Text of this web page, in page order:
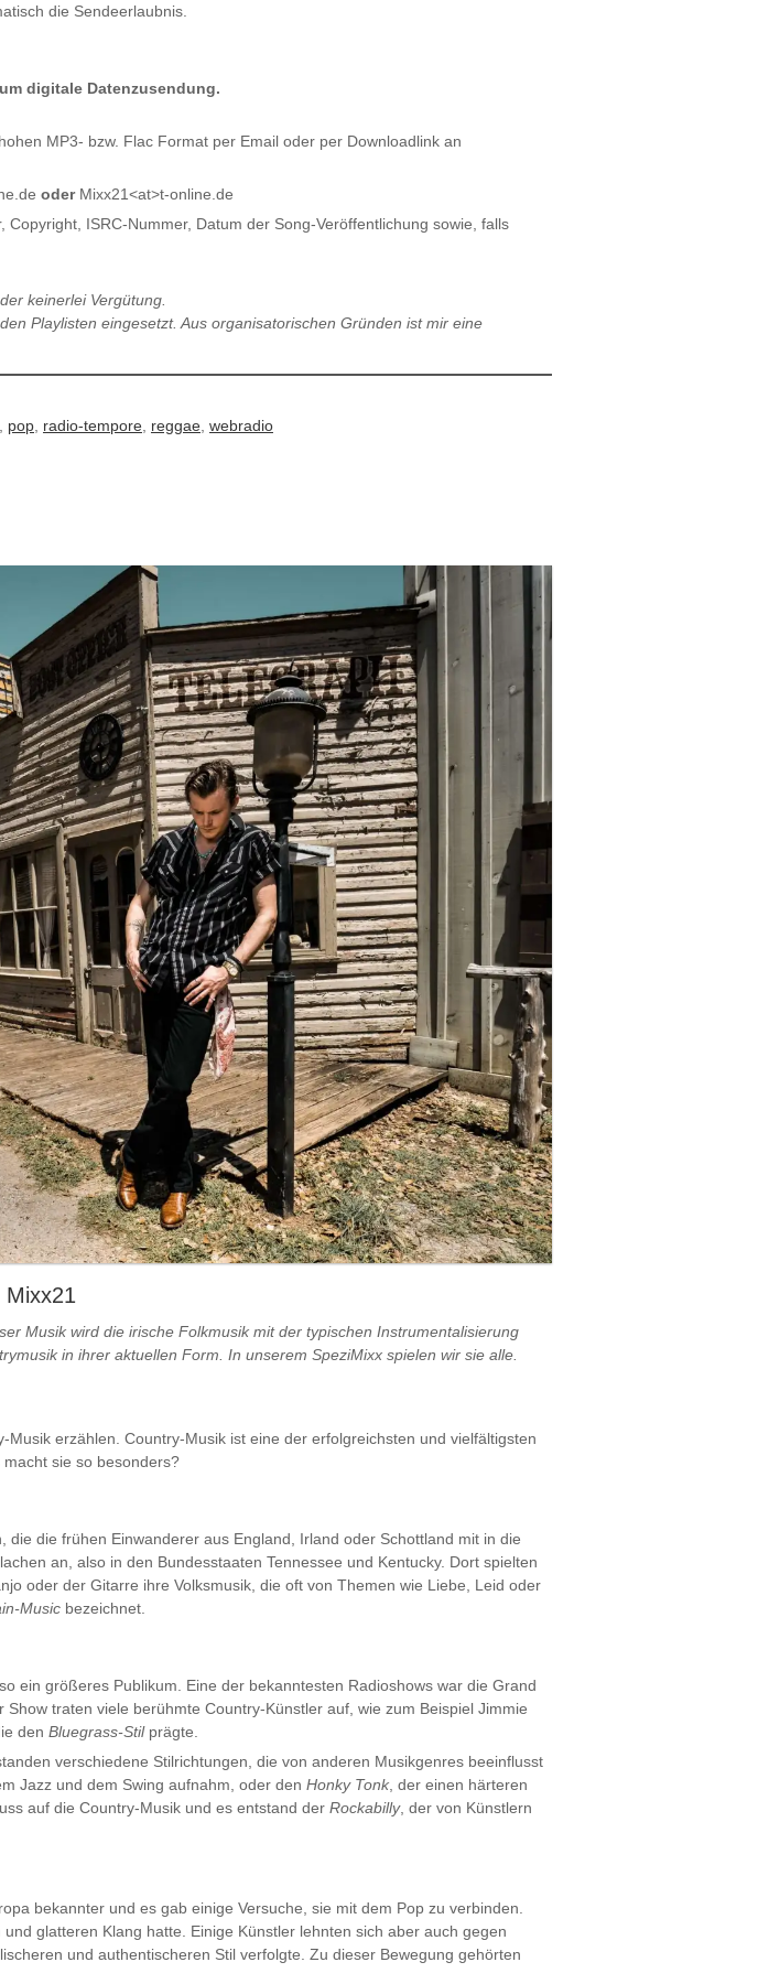
die Sendeerlaubnis.
digitale Datenzusendung.
MP3- bzw. Flac Format per Email oder per Downloadlink an
oderMixx21<at>t-online.de
ISRC-Nummer, Datum der Song-Veröffentlichung sowie, falls
keinerlei Vergütung.
Playlisten eingesetzt. Aus organisatorischen Gründen ist mir eine
pop radio-tempore reggae webradio
Mixx21
Musik wird die irische Folkmusik mit der typischen Instrumentalisierung
in ihrer aktuellen Form. In unserem SpeziMixx spielen wir sie alle.
erzählen. Country-Musik ist eine der erfolgreichsten und vielfältigsten
sie so besonders?
die frühen Einwanderer aus England, Irland oder Schottland mit in die
an, also in den Bundesstaaten Tennessee und Kentucky. Dort spielten
oder der Gitarre ihre Volksmusik, die oft von Themen wie Liebe, Leid oder
Music bezeichnet.
ein größeres Publikum. Eine der bekanntesten Radioshows war die Grand
traten viele berühmte Country-Künstler auf, wie zum Beispiel Jimmie
den Bluegrass-Stilprägte.
verschiedene Stilrichtungen, die von anderen Musikgenres beeinflusst
Jazz und dem Swing aufnahm, oder den Honky Tonk, der einen härteren
auf die Country-Musik und es entstand der Rockabilly, der von Künstlern
bekannter und es gab einige Versuche, sie mit dem Pop zu verbinden.
glatteren Klang hatte. Einige Künstler lehnten sich aber auch gegen
und authentischeren Stil verfolgte. Zu dieser Bewegung gehörten